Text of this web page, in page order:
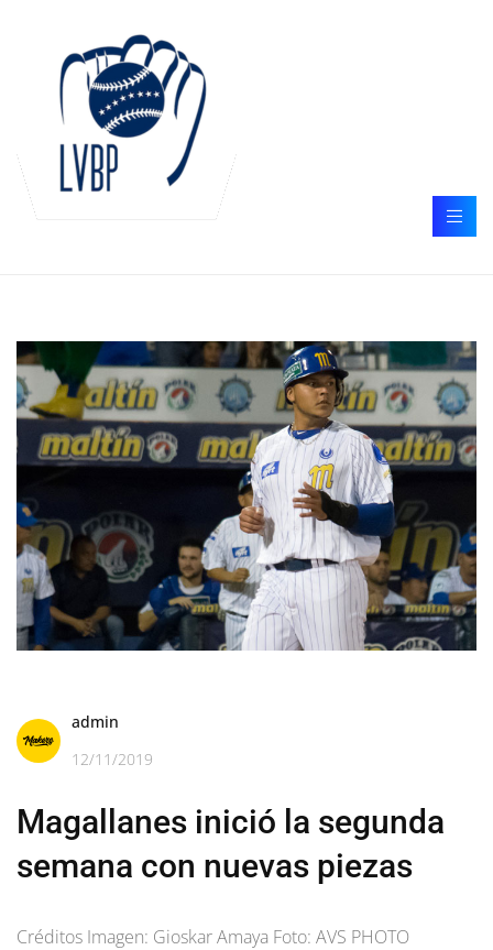
admin
12/11/2019
Magallanes inició la segunda
semana con nuevas piezas
Créditos Imagen: Gioskar Amaya Foto: AVS PHOTO